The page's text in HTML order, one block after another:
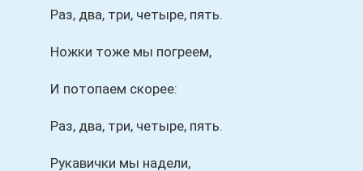
Раз, два, три, четыре, пять.
Ножки тоже мы погреем,
И потопаем скорее:
Раз, два, три, четыре, пять.
Рукавички мы надели,